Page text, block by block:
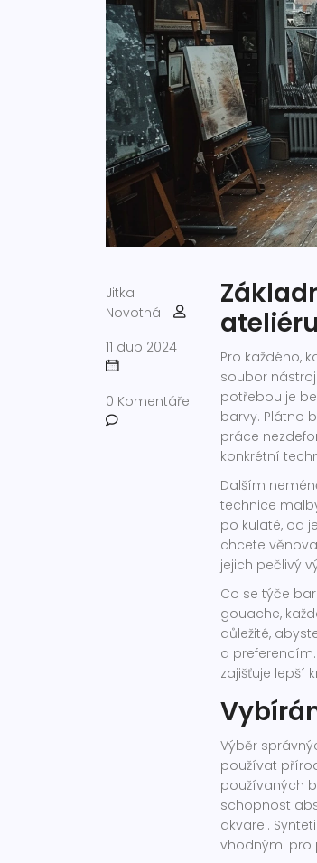
Jitka
Novotná
11 dub 2024
0 Komentáře
Pro každého,
soubor
potřebou je
barvy. Plátno
práce
konkrétní
Dalším
technice
po kulaté, od
chcete
jejich pečlivý
Co se týče
gouache,
důležité,
a
zajišťuje lepší
Výběr
používat
používaných
schopnost
akvarel.
vhodnými pro